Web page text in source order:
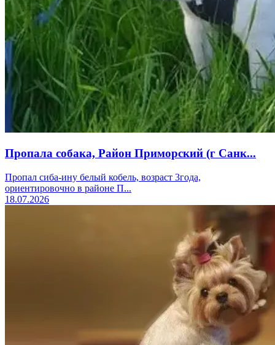
Пропала собака, Район Приморский (г Санк...
Пропал сиба-ину белый кобель, возраст 3года,
ориентировочно в районе П...
18.07.2026